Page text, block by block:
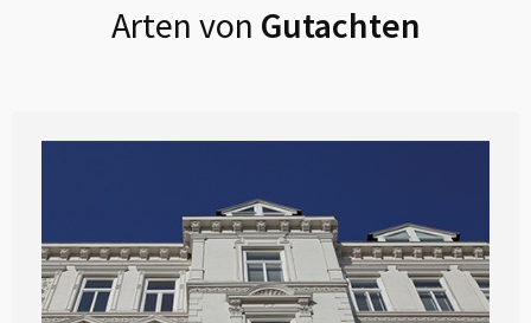
Arten von Gutachten